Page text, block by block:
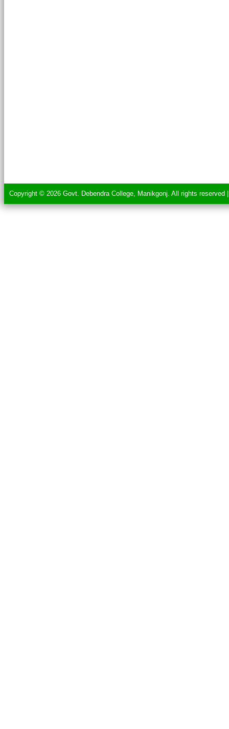
Copyright © 2026 Govt. Debendra College, Manikgonj. All rights reserved